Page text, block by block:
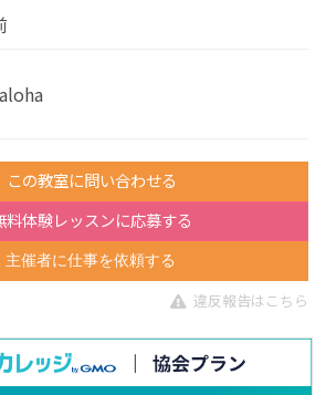
この教室に問い合わせる
料体験レッスンに応募する
主催者に仕事を依頼する
違反報告はこちら